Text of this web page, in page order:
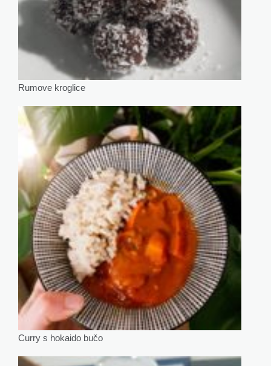
Rumove kroglice
Curry s hokaido bučo